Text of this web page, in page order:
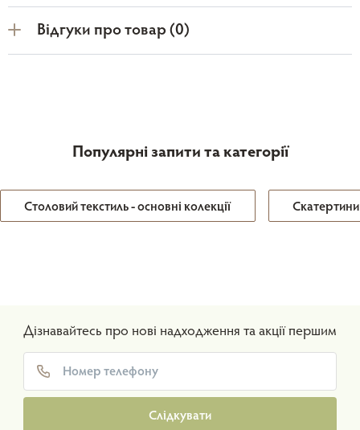
Відгуки про товар (0)
Популярні запити та категорії
Столовий текстиль - основні колекції
Дізнавайтесь про нові надходження та акції першим
Слідкувати